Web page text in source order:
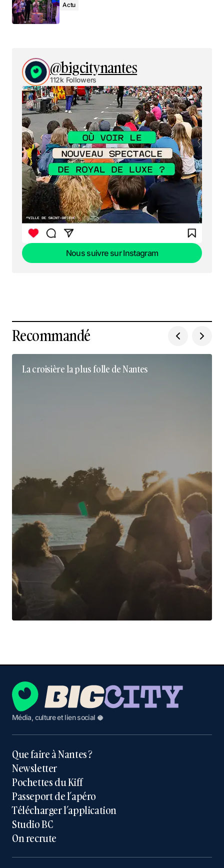
Actu
@bigcitynantes
112k Followers
Nous suivre sur Instagram
Recommandé
La croisière la plus folle de Nantes
Média, culture et lien social 🥥
Que faire à Nantes ?
Newsletter
Pochettes du Kiff
Passeport de l’apéro
Télécharger l’application
Studio BC
On recrute